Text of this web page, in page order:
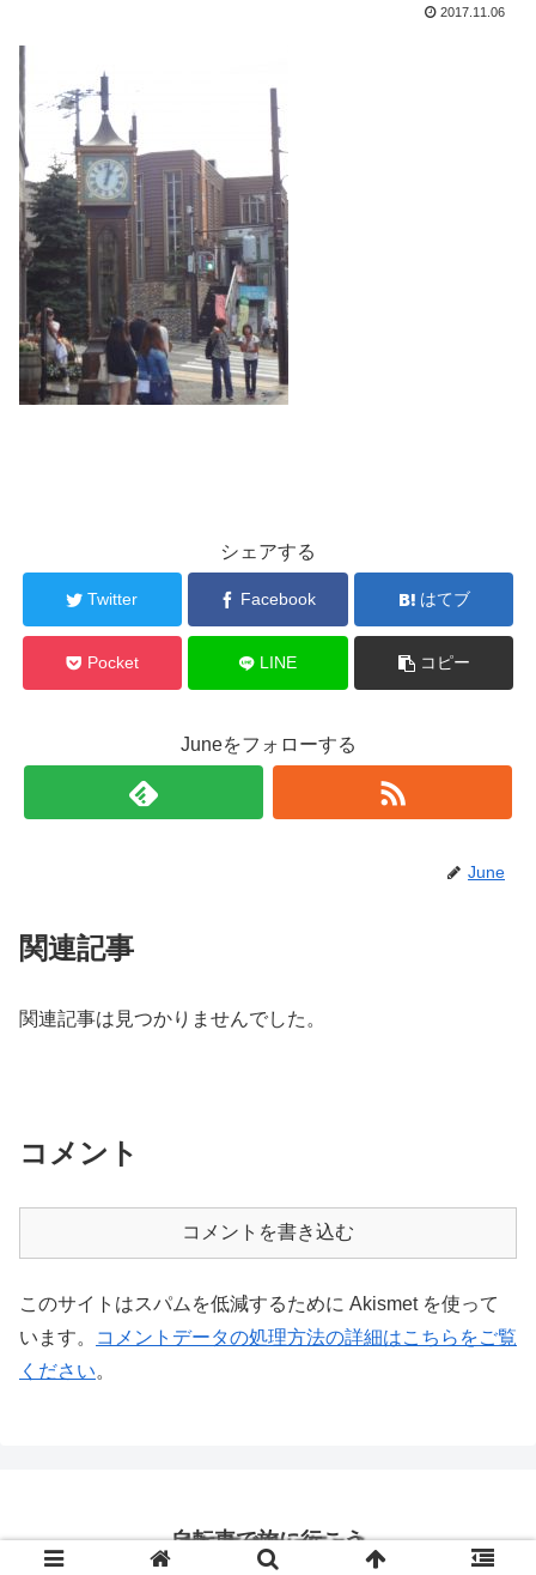
2017.11.06
シェアする
Twitter Facebook はてブ
Pocket LINE コピー
Juneをフォローする
June
関連記事
関連記事は見つかりませんでした。
コメント
コメントを書き込む
このサイトはスパムを低減するために Akismet を使って
います。
コメントデータの処理方法の詳細はこちらをご覧
ください。
自転車で旅に行こう